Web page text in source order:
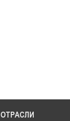
ОТРАСЛИ